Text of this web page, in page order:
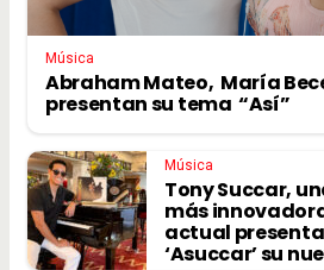
Música
Abraham Mateo, María
presentan su tema “Así”
Música
Tony Succar,
más
actual
‘Asuccar’ su